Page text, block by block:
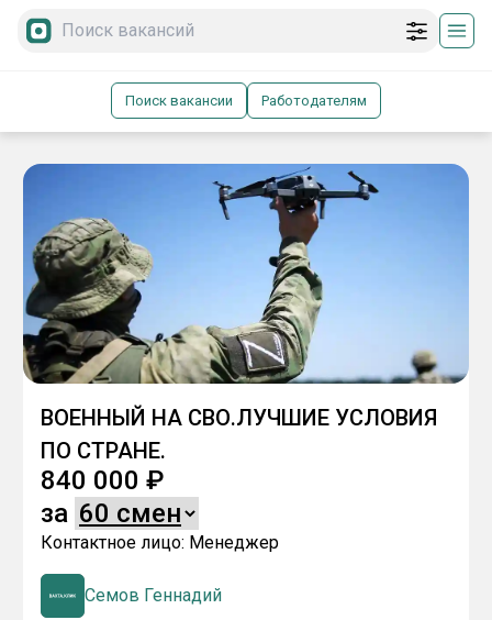
Поиск вакансии Работодателям
ВОЕННЫЙ НА СВО.ЛУЧШИЕ УСЛОВИЯ
ПО СТРАНЕ.
840 000 ₽
за
Контактное лицо: Менеджер
Семов Геннадий